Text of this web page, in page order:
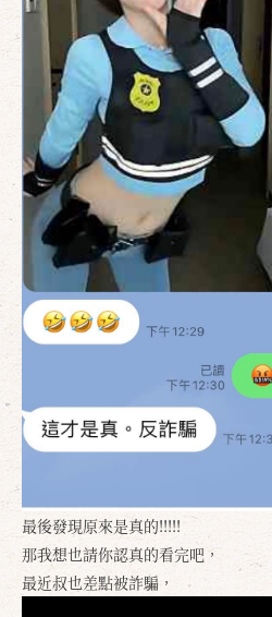
最後發現原來是真的!!!!!
那我想也請你認真的看完吧，
最近叔也差點被詐騙，